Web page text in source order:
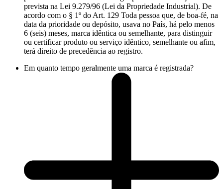
prevista na Lei 9.279/96 (Lei da Propriedade Industrial). De
acordo com o § 1º do Art. 129 Toda pessoa que, de boa-fé, na
data da prioridade ou depósito, usava no País, há pelo menos
6 (seis) meses, marca idêntica ou semelhante, para distinguir
ou certificar produto ou serviço idêntico, semelhante ou afim,
terá direito de precedência ao registro.
Em quanto tempo geralmente uma marca é registrada?